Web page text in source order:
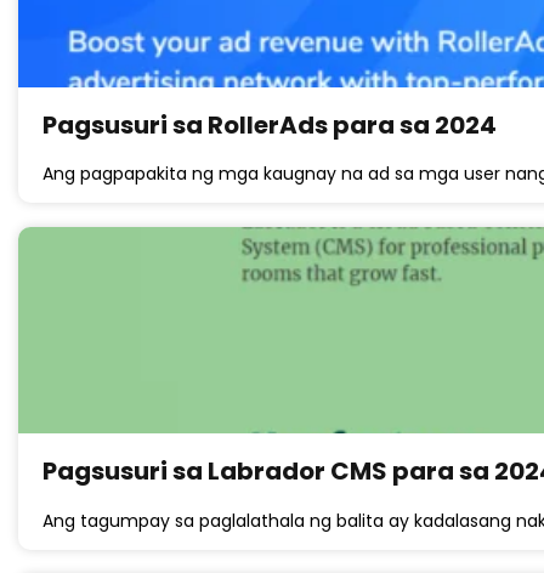
Pagsusuri sa RollerAds para sa 2024
Ang pagpapakita ng mga kaugnay na ad sa mga user
Pagsusuri sa Labrador CMS para sa
Ang tagumpay sa paglalathala ng balita ay kadalasang